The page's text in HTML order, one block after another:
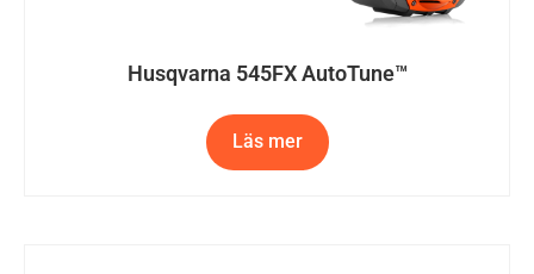
Husqvarna 545FX AutoTune™
Läs mer